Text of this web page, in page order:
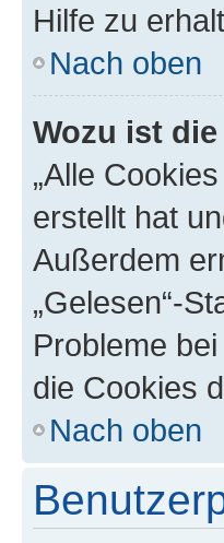
Hilfe zu
Nach oben
Wozu ist
„Alle
erstellt hat
Außerdem
„Gelesen“-
Probleme
die Cookies
Nach oben